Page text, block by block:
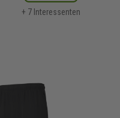
+ 7 Interessenten